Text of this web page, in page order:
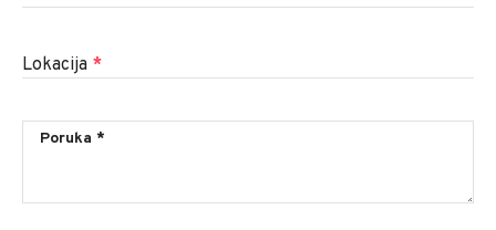
Lokacija *